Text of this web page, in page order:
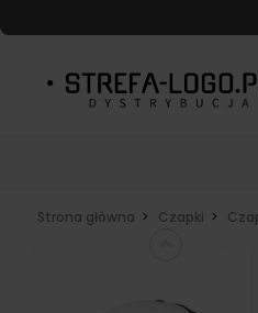
Strona główna Czapki